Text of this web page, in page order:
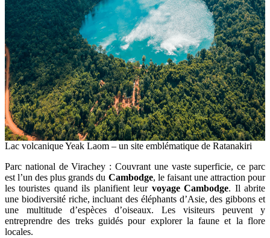
Lac volcanique Yeak Laom – un site emblématique de Ratanakiri
Parc national de Virachey : Couvrant une vaste superficie, ce parc
est l’un des plus grands du Cambodge, le faisant une attraction pour
les touristes quand ils planifient leur voyage Cambodge. Il abrite
une biodiversité riche, incluant des éléphants d’Asie, des gibbons et
une multitude d’espèces d’oiseaux. Les visiteurs peuvent y
entreprendre des treks guidés pour explorer la faune et la flore
locales.